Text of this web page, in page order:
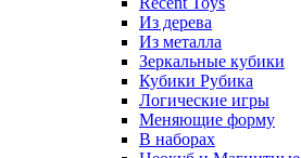
Из дерева
Из металла
Зеркальные кубики
Кубики Рубика
Логические игры
Меняющие форму
В наборах